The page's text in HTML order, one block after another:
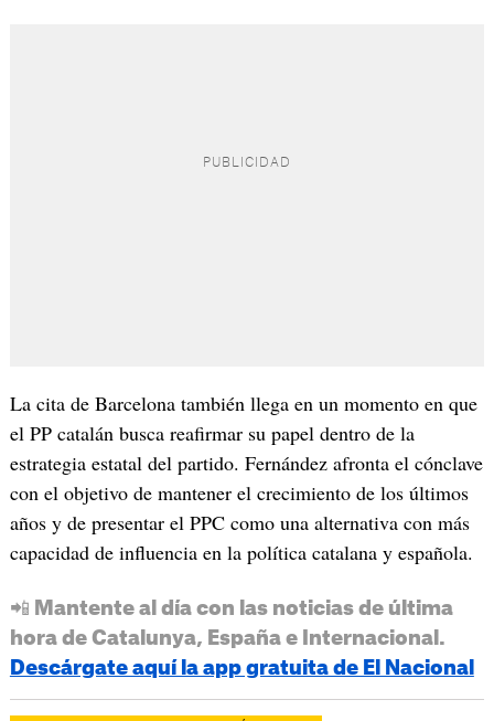
La cita de Barcelona también llega en un momento en que
el PP catalán busca reafirmar su papel dentro de la
estrategia estatal del partido. Fernández afronta el cónclave
con el objetivo de mantener el crecimiento de los últimos
años y de presentar el PPC como una alternativa con más
capacidad de influencia en la política catalana y española.
📲 Mantente al día con las noticias de última
hora de Catalunya, España e Internacional.
Descárgate aquí la app gratuita de El Nacional